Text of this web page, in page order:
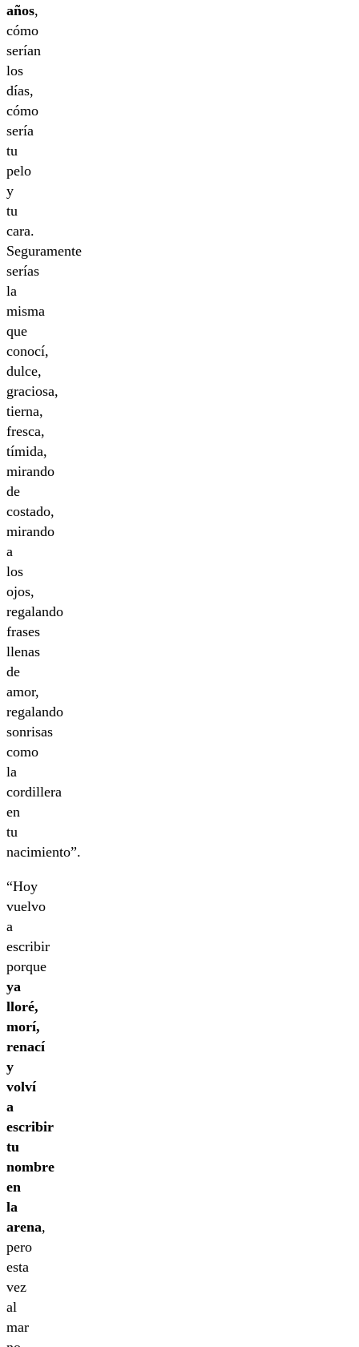
años,
cómo
serían
los
días,
cómo
sería
tu
pelo
y
tu
cara.
Seguramente
serías
la
misma
que
conocí,
dulce,
graciosa,
tierna,
fresca,
tímida,
mirando
de
costado,
mirando
a
los
ojos,
regalando
frases
llenas
de
amor,
regalando
sonrisas
como
la
cordillera
en
tu
nacimiento”.
“Hoy
vuelvo
a
escribir
porque
ya
lloré,
morí,
renací
y
volví
a
escribir
tu
nombre
en
la
arena,
pero
esta
vez
al
mar